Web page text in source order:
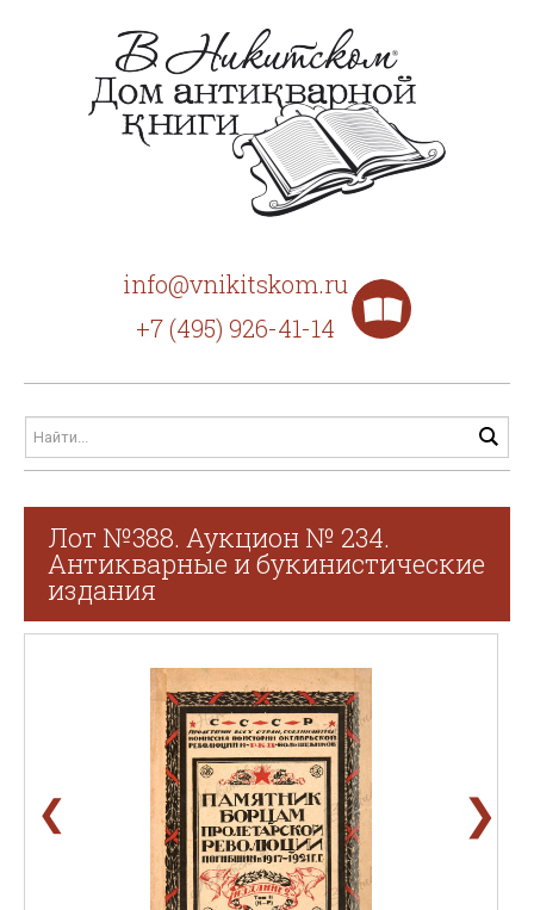
info@vnikitskom.ru
+7 (495) 926-41-14
Лот №388. Аукцион № 234.
Антикварные и букинистические
издания
❮ ❯